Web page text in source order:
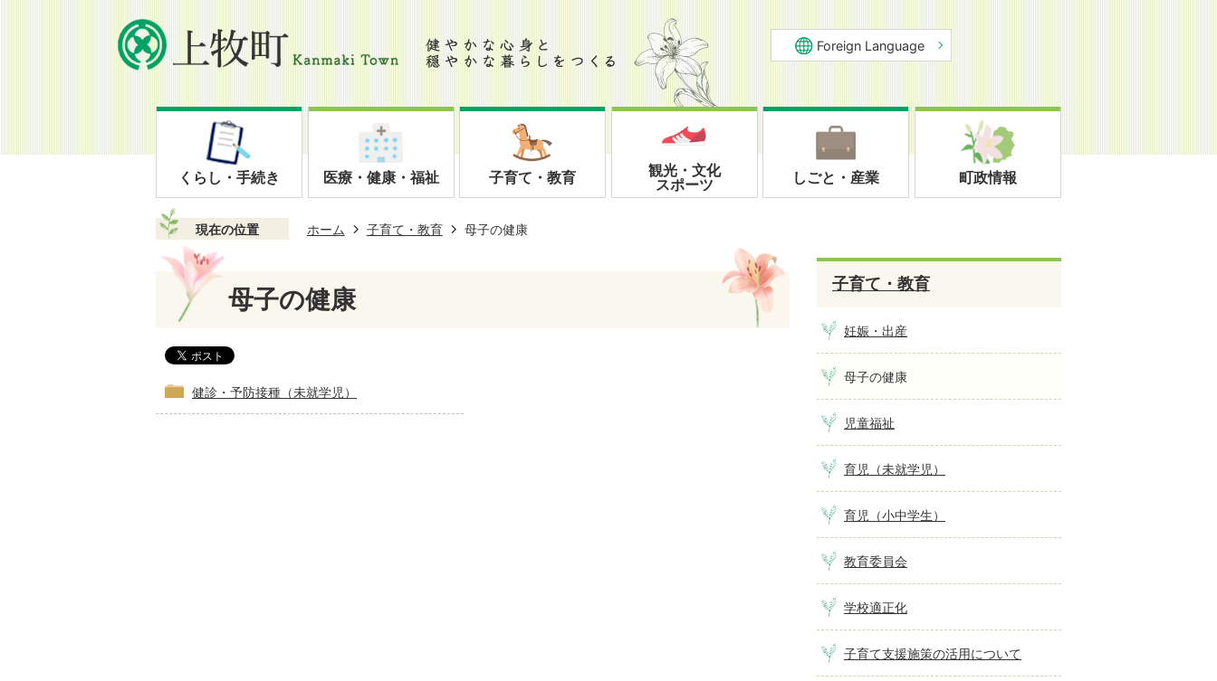
Foreign Language
くらし・手続き 医療・健康・福祉 子育て・教育
観光・文化
スポーツ
しごと・産業 町政情報
現在の位置 ホーム 子育て・教育 母子の健康
母子の健康
健診・予防接種（未就学児）
子育て・教育
妊娠・出産
母子の健康
児童福祉
育児（未就学児）
育児（小中学生）
教育委員会
学校適正化
子育て支援施策の活用について